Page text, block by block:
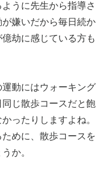
うに先生から指導さ
嫌いだから毎日続か
劫に感じている方も
動にはウォーキング
じ散歩コースだと飽
ったりしますよね。
めに、散歩コースを
か。